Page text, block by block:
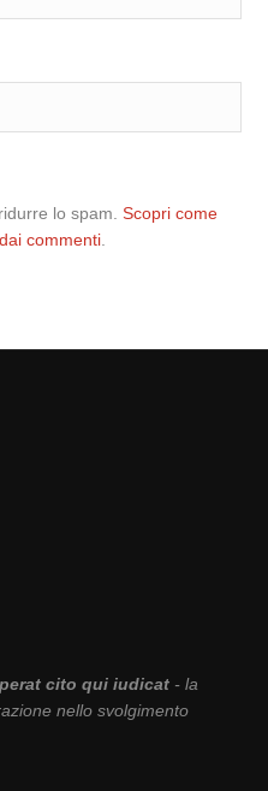
lo spam.Scopri come
commenti
cito qui iudicat- la
nello svolgimento